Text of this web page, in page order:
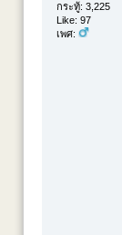
กระทู้: 3,225
Like: 97
เพศ: